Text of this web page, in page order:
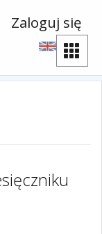
Zaloguj się